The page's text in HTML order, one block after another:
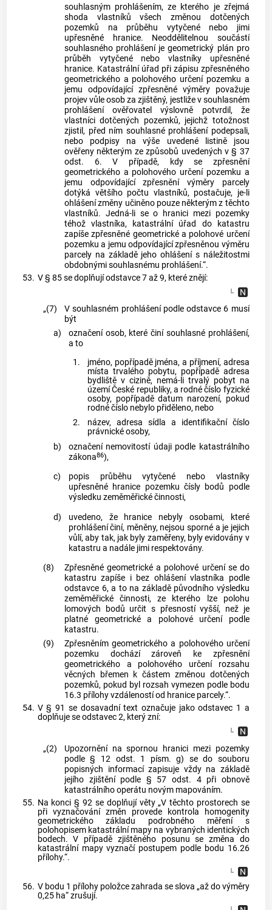
souhlasným prohlášením, ze kterého je zřejmá
shoda vlastníků všech změnou dotčených
pozemků na průběhu vytyčené nebo jimi
upřesněné hranice. Neoddělitelnou součástí
souhlasného prohlášení je geometrický plán pro
průběh vytyčené nebo vlastníky upřesněné
hranice. Katastrální úřad při zápisu zpřesněného
geometrického a polohového určení pozemku a
jemu odpovídající zpřesněné výměry považuje
projev vůle osob za zjištěný, jestliže v souhlasném
prohlášení ověřovatel výslovně potvrdil, že
vlastníci dotčených pozemků, jejichž totožnost
zjistil, před ním souhlasné prohlášení podepsali,
nebo podpisy na výše uvedené listině jsou
ověřeny některým ze způsobů uvedených v § 37
odst. 6. V případě, kdy se zpřesnění
geometrického a polohového určení pozemku a
jemu odpovídající zpřesnění výměry parcely
dotýká většího počtu vlastníků, postačuje, je-li
ohlášení změny učiněno pouze některým z těchto
vlastníků. Jedná-li se o hranici mezi pozemky
téhož vlastníka, katastrální úřad do katastru
zapíše zpřesněné geometrické a polohové určení
pozemku a jemu odpovídající zpřesněnou výměru
parcely na základě jeho ohlášení s náležitostmi
obdobnými souhlasnému prohlášení.“.
53. V § 85 se doplňují odstavce 7 až 9, které znějí:
„(7)
V souhlasném prohlášení podle odstavce 6 musí
být
a)
označení osob, které činí souhlasné prohlášení,
a to
1.
jméno, popřípadě jména, a příjmení, adresa
místa trvalého pobytu, popřípadě adresa
bydliště v cizině, nemá-li trvalý pobyt na
území České republiky, a rodné číslo fyzické
osoby, popřípadě datum narození, pokud
rodné číslo nebylo přiděleno, nebo
2.
název, adresa sídla a identifikační číslo
právnické osoby,
b)
označení nemovitostí údaji podle katastrálního
zákona86),
c)
popis průběhu vytyčené nebo vlastníky
upřesněné hranice pozemku čísly bodů podle
výsledku zeměměřické činnosti,
d)
uvedeno, že hranice nebyly osobami, které
prohlášení činí, měněny, nejsou sporné a je jejich
vůlí, aby tak, jak byly zaměřeny, byly evidovány v
katastru a nadále jimi respektovány.
(8)
Zpřesněné geometrické a polohové určení se do
katastru zapíše i bez ohlášení vlastníka podle
odstavce 6, a to na základě původního výsledku
zeměměřické činnosti, ze kterého lze polohu
lomových bodů určit s přesností vyšší, než je
platné geometrické a polohové určení podle
katastru.
(9)
Zpřesněním geometrického a polohového určení
pozemku dochází zároveň ke zpřesnění
geometrického a polohového určení rozsahu
věcných břemen k částem změnou dotčených
pozemků, pokud byl rozsah vymezen podle bodu
16.3 přílohy vzdáleností od hranice parcely.“.
54. V § 91 se dosavadní text označuje jako odstavec 1 a
doplňuje se odstavec 2, který zní:
„(2)
Upozornění na spornou hranici mezi pozemky
podle § 12 odst. 1 písm. g) se do souboru
popisných informací zapisuje vždy na základě
jejího zjištění podle § 57 odst. 4 při obnově
katastrálního operátu novým mapováním.
55. Na konci § 92 se doplňují věty „V těchto prostorech se
při vyznačování změn provede kontrola homogenity
geometrického základu podrobného měření s
polohopisem katastrální mapy na vybraných identických
bodech. V případě zjištěného posunu se změna do
katastrální mapy vyznačí postupem podle bodu 16.26
přílohy.“.
56. V bodu 1 přílohy položce zahrada se slova „až do výměry
0,25 ha“ zrušují.